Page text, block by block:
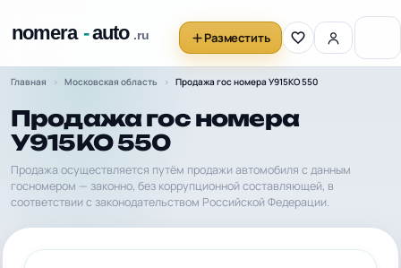
Разместить
Главная Московская область Продажа гос номера У915КО 550
Продажа гос номера
У915КО 550
Продажа осуществляется путём продажи автомобиля с данным
госномером — законно, без коррупционной составляющей, в
соответствии с законодательством Российской Федерации.